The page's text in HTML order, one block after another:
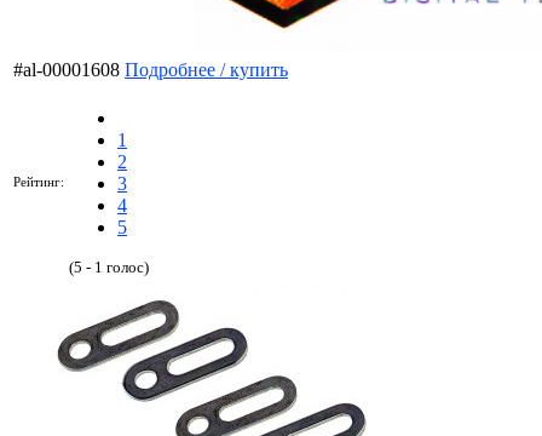
#al-00001608 Подробнее / купить
Рейтинг:
1
2
3
4
5
(5 - 1 голос)